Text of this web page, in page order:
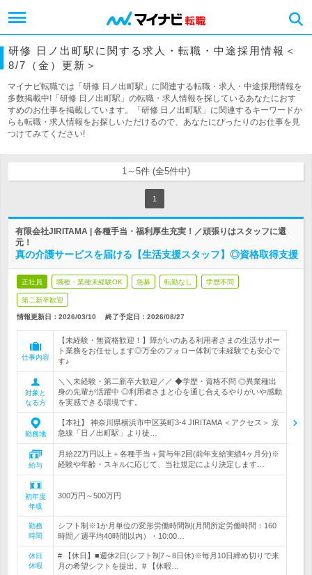
研修 日ノ出町駅に関する求人・転職・中途採用情報＜
8/7（金）更新＞
マイナビ転職では「研修 日ノ出町駅」に関連する転職・求人・中途採用情報を
多数掲載中!「研修 日ノ出町駅」の転職・求人情報を探しているあなたにおす
すめのお仕事を掲載しています。「研修 日ノ出町駅」に関連するキーワードか
らも転職・求人情報をお探しいただけるので、あなたにぴったりのお仕事を見
つけてみてください!
1～5件 (全5件中)
1
有限会社JIRITAMA | 各種手当・福利厚生充実！／頑張りはスタッフに還
元！
真の介護サービスを届ける【生活支援スタッフ】◎資格取得支援
正社員 職種・業種未経験OK 急募 転勤なし 学歴不問
第二新卒歓迎
情報更新日：2026/03/10 終了予定日： 2026/08/27
仕事内容
【未経験・無資格歓迎！】障がいのある利用者さまの生活サポー
ト業務をお任せします◎万全のフォロー体制で未経験でも安心で
す♪
対象と
なる方
＼＼未経験・第二新卒大歓迎／／ ◆学歴・資格不問 ◎異業種出
身の先輩が活躍中 ◎利用者さまと心を通じ合えるやりがいや感動
を実感できる環境です。
勤務地
【本社】 神奈川県横浜市中区英町3-4 JIRITAMA ＜アクセス＞ 京
急線「日ノ出町駅」より徒…
給与
月給22万円以上＋各種手当＋賞与年2回(前年支給実績4ヶ月分)※
経験や年齢・スキルに応じて、当社規定により決定します…
初年度
年収
300万円～500万円
勤務
時間
シフト制※1か月単位の変形労働時間制(月間所定労働時間：160
時間／週平均40時間以内）・10:00…
休日
休暇
# 【休日】■週休2日(シフト制7～8日休)※毎月10日締め切りで来
月の希望シフトを提出。# 【休暇…